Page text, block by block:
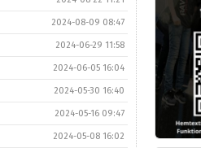
2024-08-09 08:47
2024-06-29 11:58
2024-06-05 16:04
2024-05-30 16:40
2024-05-16 09:47
2024-05-08 16:02